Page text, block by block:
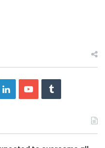
LinkedInYouTubeTumblr